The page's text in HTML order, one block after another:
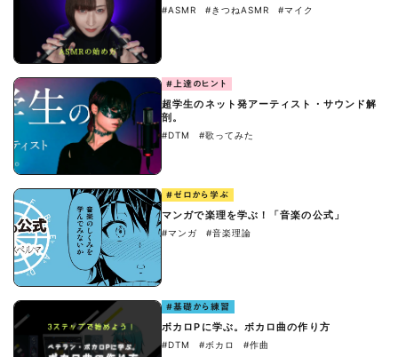
#ASMR #きつねASMR #マイク
#上達のヒント
超学生のネット発アーティスト・サウンド解
剖。
#DTM #歌ってみた
#ゼロから学ぶ
マンガで楽理を学ぶ！「音楽の公式」
#マンガ #音楽理論
#基礎から練習
ボカロPに学ぶ。ボカロ曲の作り方
#DTM #ボカロ #作曲